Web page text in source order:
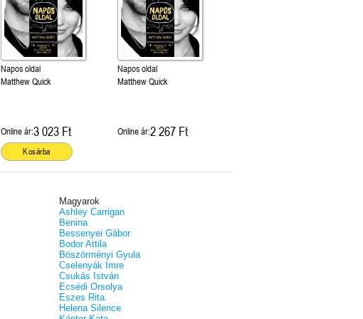
Napos oldal
Matthew Quick
Online ár:3 023 Ft
Kosárba
Napos oldal
Matthew Quick
Online ár:2 267 Ft
Magyarok
Ashley Carrigan
Benina
Bessenyei Gábor
Bodor Attila
Böszörményi Gyula
Cselenyák Imre
Csukás István
Ecsédi Orsolya
Eszes Rita
Helena Silence